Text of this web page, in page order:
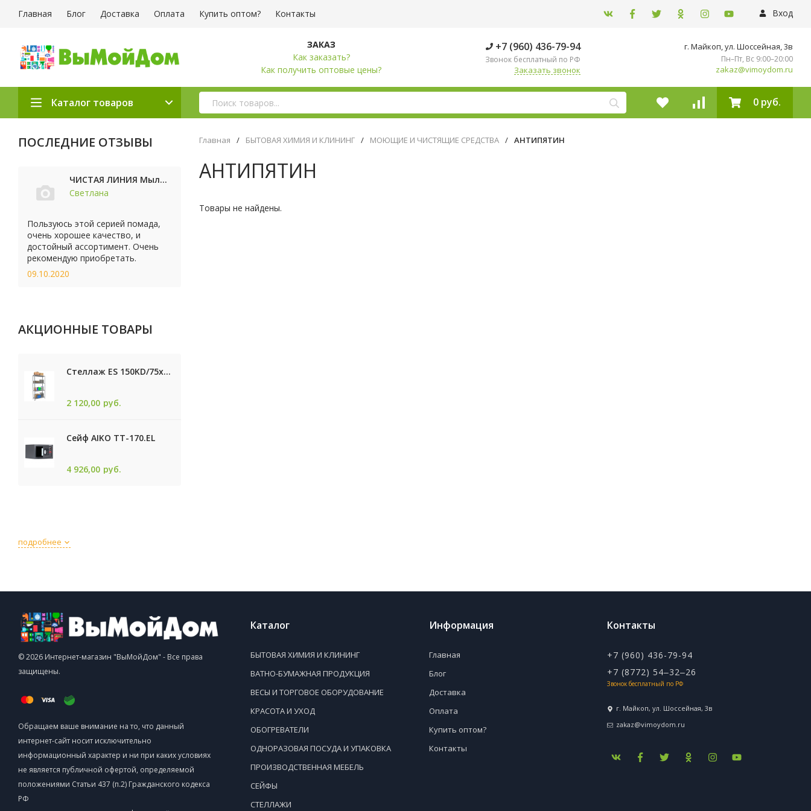
Главная Блог Доставка Оплата Купить оптом? Контакты Вход
ЗАКАЗ
Как заказать?
Как получить оптовые цены?
+7 (960) 436-79-94
Звонок бесплатный по РФ
Заказать звонок
г. Майкоп, ул. ​Шоссейная, 3в
Пн–Пт, Вс 9:00–20:00
zakaz@vimoydom.ru
Каталог товаров 0 руб.
ПОСЛЕДНИЕ ОТЗЫВЫ
ЧИСТАЯ ЛИНИЯ Мыло косметическое Персик 90г
Светлана
Пользуюсь этой серией помада,
очень хорошее качество, и
достойный ассортимент. Очень
рекомендую приобретать.
09.10.2020
АКЦИОННЫЕ ТОВАРЫ
Стеллаж ES 150KD/75x30/4 оцинк
2 120,00 руб.
Сейф AIKO TТ-170.EL
4 926,00 руб.
Главная / БЫТОВАЯ ХИМИЯ И КЛИНИНГ / МОЮЩИЕ И ЧИСТЯЩИЕ СРЕДСТВА / АНТИПЯТИН
АНТИПЯТИН
Товары не найдены.
подробнее
© 2026 Интернет-магазин "ВыМойДом" - Все права
защищены.
Обращаем ваше внимание на то, что данный
интернет-сайт носит исключительно
информационный характер и ни при каких условиях
не является публичной офертой, определяемой
положениями Статьи 437 (п.2) Гражданского кодекса
РФ
Каталог
БЫТОВАЯ ХИМИЯ И КЛИНИНГ
ВАТНО-БУМАЖНАЯ ПРОДУКЦИЯ
ВЕСЫ И ТОРГОВОЕ ОБОРУДОВАНИЕ
КРАСОТА И УХОД
ОБОГРЕВАТЕЛИ
ОДНОРАЗОВАЯ ПОСУДА И УПАКОВКА
ПРОИЗВОДСТВЕННАЯ МЕБЕЛЬ
СЕЙФЫ
СТЕЛЛАЖИ
Информация
Главная
Блог
Доставка
Оплата
Купить оптом?
Контакты
Контакты
+7 (960) 436-79-94
+7 (8772) 54‒32‒26
Звонок бесплатный по РФ
г. Майкоп, ул. ​Шоссейная, 3в
zakaz@vimoydom.ru